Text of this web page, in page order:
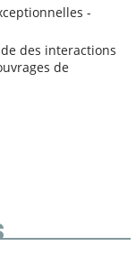
-
des interactions
de